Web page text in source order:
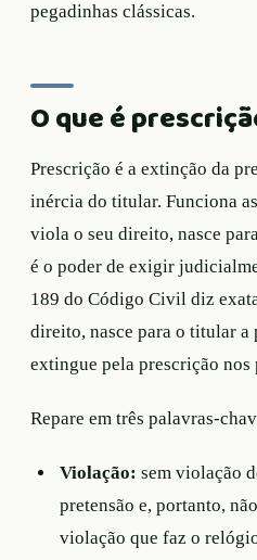
pegadinhas clássicas.
O que é
Prescrição é a extinção da
inércia do titular. Funciona
viola o seu direito, nasce
é o poder de exigir
189 do Código Civil diz
direito, nasce para o titular a
extingue pela prescrição
Repare em três palavras-
Violação: sem violação
pretensão e, portanto,
violação que faz o